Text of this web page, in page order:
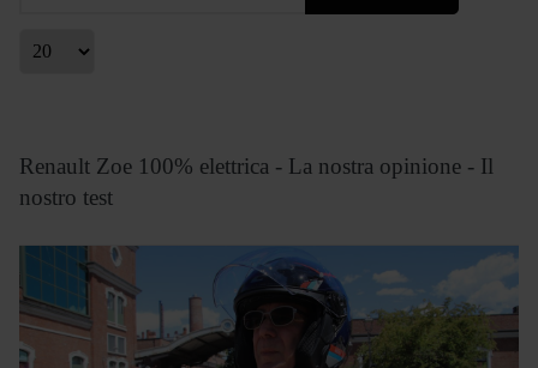
Visualizza #
Renault Zoe 100% elettrica - La nostra opinione - Il
nostro test